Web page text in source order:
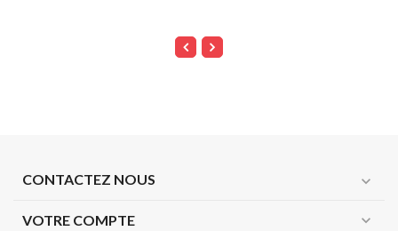
CONTACTEZ NOUS expand_more
VOTRE COMPTE expand_more